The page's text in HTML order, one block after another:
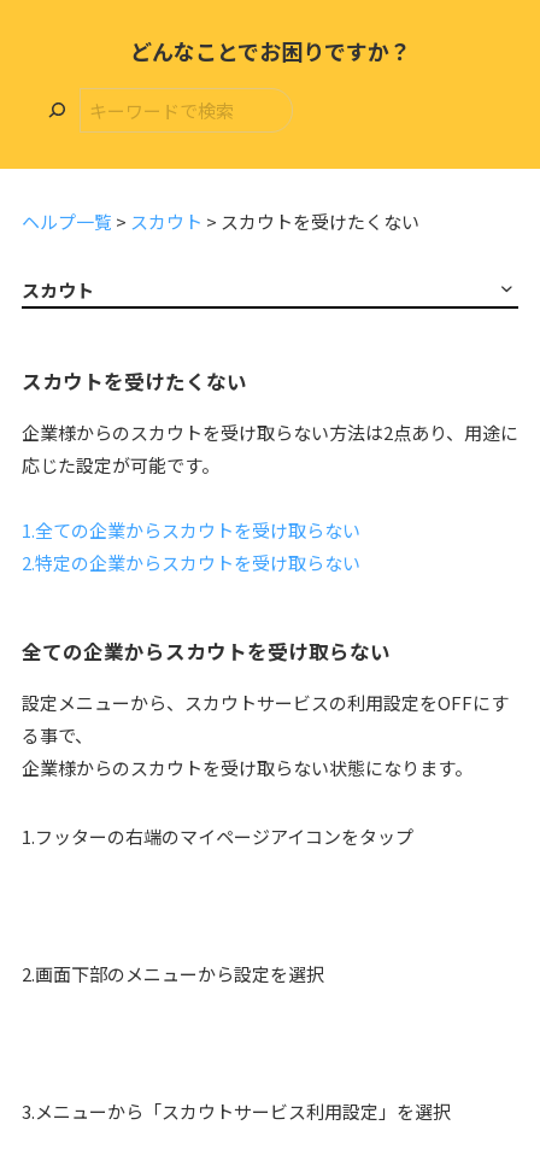
どんなことでお困りですか？
ヘルプ一覧 > スカウト > スカウトを受けたくない
スカウト
スカウトを受けたくない
企業様からのスカウトを受け取らない方法は2点あり、用途に
応じた設定が可能です。
1.全ての企業からスカウトを受け取らない
2.特定の企業からスカウトを受け取らない
全ての企業からスカウトを受け取らない
設定メニューから、スカウトサービスの利用設定をOFFにす
る事で、
企業様からのスカウトを受け取らない状態になります。
1.フッターの右端のマイページアイコンをタップ
2.画面下部のメニューから設定を選択
3.メニューから「スカウトサービス利用設定」を選択